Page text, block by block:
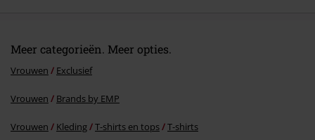
Meer categorieën. Meer opties.
Vrouwen Exclusief
Vrouwen Brands by EMP
Vrouwen Kleding T-shirts en tops T-shirts